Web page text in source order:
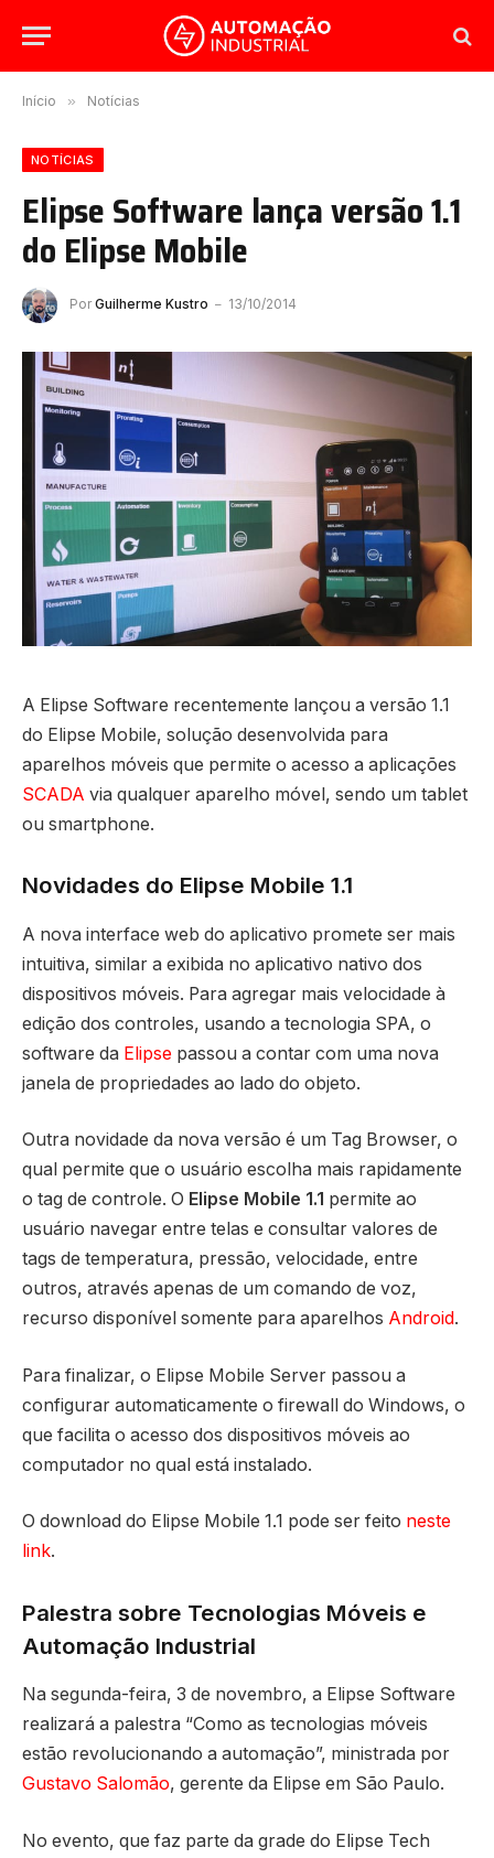
Início » Notícias
NOTÍCIAS
Elipse Software lança versão 1.1
do Elipse Mobile
Por Guilherme Kustro 13/10/2014
A Elipse Software recentemente lançou a versão 1.1
do Elipse Mobile, solução desenvolvida para
aparelhos móveis que permite o acesso a aplicações
SCADA via qualquer aparelho móvel, sendo um tablet
ou smartphone.
Novidades do Elipse Mobile 1.1
A nova interface web do aplicativo promete ser mais
intuitiva, similar a exibida no aplicativo nativo dos
dispositivos móveis. Para agregar mais velocidade à
edição dos controles, usando a tecnologia SPA, o
software da Elipse passou a contar com uma nova
janela de propriedades ao lado do objeto.
Outra novidade da nova versão é um Tag Browser, o
qual permite que o usuário escolha mais rapidamente
o tag de controle. O Elipse Mobile 1.1 permite ao
usuário navegar entre telas e consultar valores de
tags de temperatura, pressão, velocidade, entre
outros, através apenas de um comando de voz,
recurso disponível somente para aparelhos Android.
Para finalizar, o Elipse Mobile Server passou a
configurar automaticamente o firewall do Windows, o
que facilita o acesso dos dispositivos móveis ao
computador no qual está instalado.
O download do Elipse Mobile 1.1 pode ser feito neste
link.
Palestra sobre Tecnologias Móveis e
Automação Industrial
Na segunda-feira, 3 de novembro, a Elipse Software
realizará a palestra “Como as tecnologias móveis
estão revolucionando a automação”, ministrada por
Gustavo Salomão, gerente da Elipse em São Paulo.
No evento, que faz parte da grade do Elipse Tech